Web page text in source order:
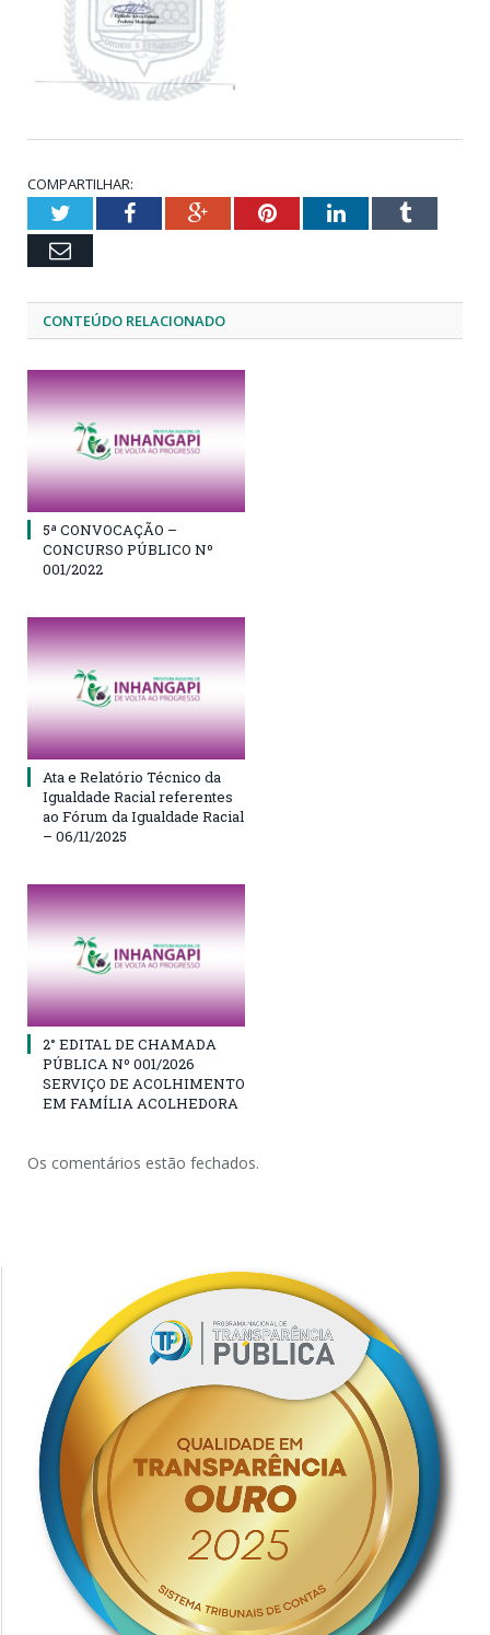
COMPARTILHAR:
TwitterFacebookGoogle+PinterestLinkedInTumblr
Email
CONTEÚDO RELACIONADO
5ª CONVOCAÇÃO –
CONCURSO PÚBLICO Nº
001/2022
Ata e Relatório Técnico da
Igualdade Racial referentes
ao Fórum da Igualdade Racial
– 06/11/2025
2° EDITAL DE CHAMADA
PÚBLICA Nº 001/2026
SERVIÇO DE ACOLHIMENTO
EM FAMÍLIA ACOLHEDORA
Os comentários estão fechados.